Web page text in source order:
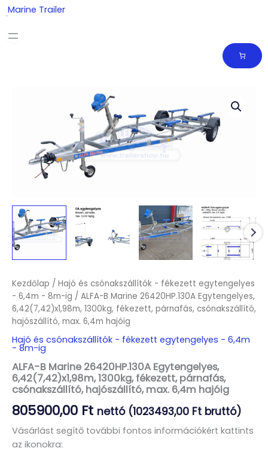
Skip
to
content
Marine Trailer
Kezdőlap / Hajó és csónakszállítók - fékezett egytengelyes
- 6,4m - 8m-ig / ALFA-B Marine 26420HP.130A Egytengelyes,
6,42(7,42)x1,98m, 1300kg, fékezett, párnafás, csónakszállító,
hajószállító, max. 6,4m hajóig
Hajó és csónakszállítók - fékezett egytengelyes - 6,4m
- 8m-ig
ALFA-B Marine 26420HP.130A Egytengelyes,
6,42(7,42)x1,98m, 1300kg, fékezett, párnafás,
csónakszállító, hajószállító, max. 6,4m hajóig
805900,00 Ft nettó (1023493,00 Ft bruttó)
Vásárlást segítő további fontos információkért kattints
az ikonokra: